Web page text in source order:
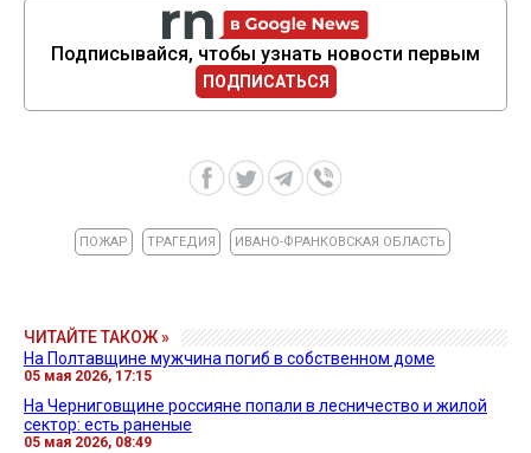
Подписывайся, чтобы узнать новости первым
ПОДПИСАТЬСЯ
ПОЖАР ТРАГЕДИЯ ИВАНО-ФРАНКОВСКАЯ ОБЛАСТЬ
ЧИТАЙТЕ ТАКОЖ »
На Полтавщине мужчина погиб в собственном доме
05 мая 2026, 17:15
На Черниговщине россияне попали в лесничество и жилой
сектор: есть раненые
05 мая 2026, 08:49